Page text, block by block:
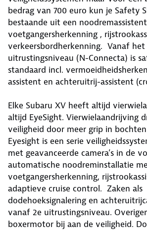
bedrag van 700 euro kun je Safety
bestaande uit een
voetgangersherkenning ,
verkeersbordherkenning. Vanaf het
uitrustingsniveau (N-Connecta) is
standaard incl.
assistent en achteruitrij-assistent
Elke Subaru XV heeft altijd
altijd EyeSight. Vierwielaandrijving
veiligheid door meer grip in
Eyesight is een serie
met geavanceerde camera’s in de
automatische noodreminstallatie
voetgangersherkenning,
adaptieve cruise control. Zaken als
dodehoeksignalering en
vanaf 2e uitrustingsniveau.
boxermotor bij aan de veiligheid.